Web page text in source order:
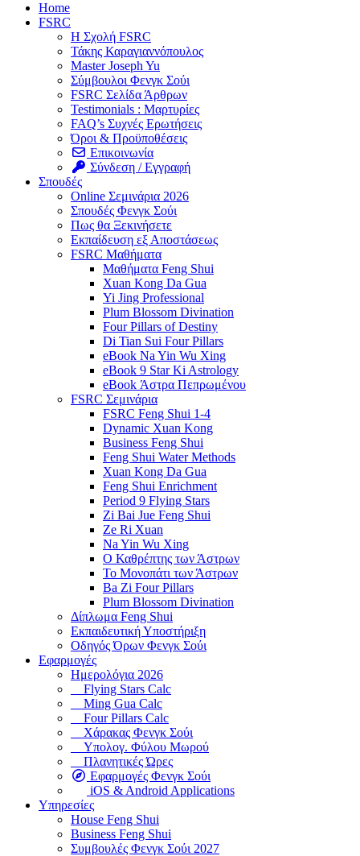
Home
FSRC
Η Σχολή FSRC
Τάκης Καραγιαννόπουλος
Master Joseph Yu
Σύμβουλοι Φενγκ Σούι
FSRC Σελίδα Άρθρων
Testimonials : Μαρτυρίες
FAQ’s Συχνές Ερωτήσεις
Όροι & Προϋποθέσεις
Επικοινωνία
Σύνδεση / Εγγραφή
Σπουδές
Online Σεμινάρια 2026
Σπουδές Φενγκ Σούι
Πως θα Ξεκινήσετε
Εκπαίδευση εξ Αποστάσεως
FSRC Μαθήματα
Μαθήματα Feng Shui
Xuan Kong Da Gua
Yi Jing Professional
Plum Blossom Divination
Four Pillars of Destiny
Di Tian Sui Four Pillars
eBook Na Yin Wu Xing
eBook 9 Star Ki Astrology
eBook Άστρα Πεπρωμένου
FSRC Σεμινάρια
FSRC Feng Shui 1-4
Dynamic Xuan Kong
Business Feng Shui
Feng Shui Water Methods
Xuan Kong Da Gua
Feng Shui Enrichment
Period 9 Flying Stars
Zi Bai Jue Feng Shui
Ze Ri Xuan
Na Yin Wu Xing
Ο Καθρέπτης των Άστρων
Το Μονοπάτι των Άστρων
Ba Zi Four Pillars
Plum Blossom Divination
Δίπλωμα Feng Shui
Εκπαιδευτική Υποστήριξη
Οδηγός Όρων Φενγκ Σούι
Εφαρμογές
Ημερολόγια 2026
Flying Stars Calc
Ming Gua Calc
Four Pillars Calc
Χάρακας Φενγκ Σούι
Υπολογ. Φύλου Μωρού
Πλανητικές Ώρες
Εφαρμογές Φενγκ Σούι
iOS & Android Applications
Υπηρεσίες
House Feng Shui
Business Feng Shui
Συμβουλές Φενγκ Σούι 2027